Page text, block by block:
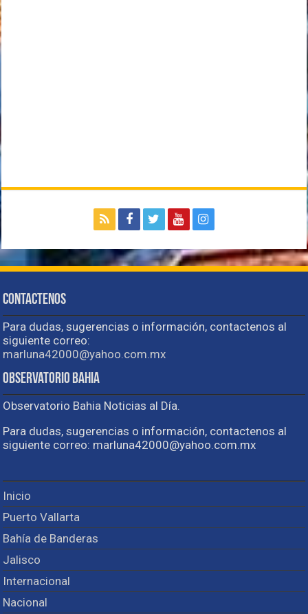
Contactenos
Para dudas, sugerencias o información, contactenos al
siguiente correo:
marluna42000@yahoo.com.mx
Observatorio Bahia
Observatorio Bahia Noticias al Día.
Para dudas, sugerencias o información, contactenos al
siguiente correo: marluna42000@yahoo.com.mx
Inicio
Puerto Vallarta
Bahía de Banderas
Jalisco
Internacional
Nacional